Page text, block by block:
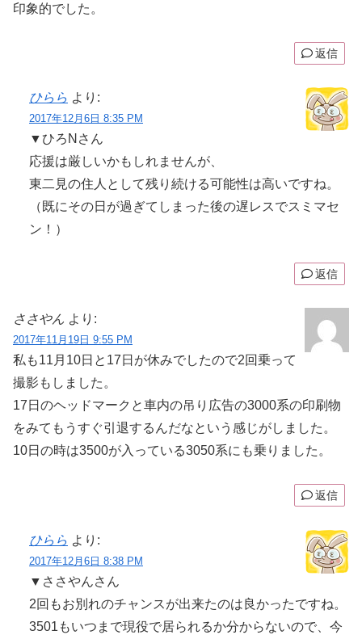
印象的でした。
返信
ひらら より:
2017年12月6日 8:35 PM
▼ひろNさん
応援は厳しいかもしれませんが、
東二見の住人として残り続ける可能性は高いですね。
（既にその日が過ぎてしまった後の遅レスでスミマセ
ン！）
返信
ささやん より:
2017年11月19日 9:55 PM
私も11月10日と17日が休みでしたので2回乗って
撮影もしました。
17日のヘッドマークと車内の吊り広告の3000系の印刷物
をみてもうすぐ引退するんだなという感じがしました。
10日の時は3500が入っている3050系にも乗りました。
返信
ひらら より:
2017年12月6日 8:38 PM
▼ささやんさん
2回もお別れのチャンスが出来たのは良かったですね。
3501もいつまで現役で居られるか分からないので、今